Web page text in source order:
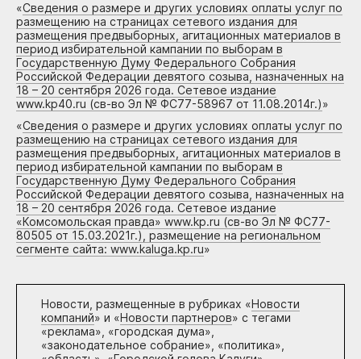
«Сведения о размере и других условиях оплаты услуг по
размещению на страницах сетевого издания для
размещения предвыборных, агитационных материалов в
период избирательной кампании по выборам в
Государственную Думу Федерального Собрания
Российской Федерации девятого созыва, назначенных на
18 – 20 сентября 2026 года. Сетевое издание
www.kp40.ru (св-во Эл № ФС77-58967 от 11.08.2014г.)»
«Сведения о размере и других условиях оплаты услуг по
размещению на страницах сетевого издания для
размещения предвыборных, агитационных материалов в
период избирательной кампании по выборам в
Государственную Думу Федерального Собрания
Российской Федерации девятого созыва, назначенных на
18 – 20 сентября 2026 года. Сетевое издание
«Комсомольская правда» www.kp.ru (св-во Эл № ФС77-
80505 от 15.03.2021г.), размещение на региональном
сегменте сайта: www.kaluga.kp.ru»
Новости, размещенные в рубриках «Новости
компаний» и «Новости партнеров» с тегами
«реклама», «городская дума»,
«законодательное собрание», «политика»,